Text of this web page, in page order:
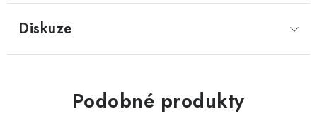
Diskuze
Podobné produkty